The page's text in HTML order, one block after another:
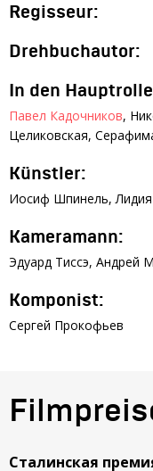
Regisseur:
Drehbuchautor:
In den
Павел Кадочников,
Целиковская,
Künstler:
Иосиф Шпинель,
Kameramann:
Эдуард Тиссэ, Андрей
Komponist:
Сергей Прокофьев
Сталинская